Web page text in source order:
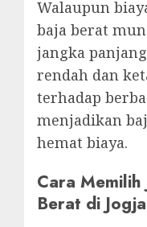
Walaupun
baja berat
jangka
rendah dan
terhadap
menjadikan
hemat biaya.
Cara Memilih
Berat di Jogja